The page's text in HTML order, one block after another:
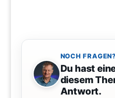
NOCH
Du hast
diesem
Antwort.